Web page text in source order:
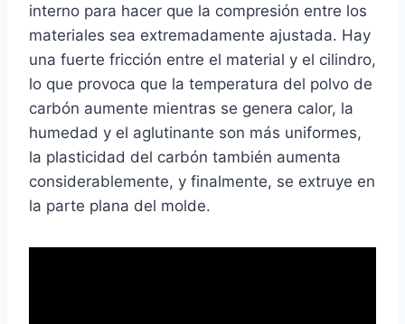
interno para hacer que la compresión entre los
materiales sea extremadamente ajustada. Hay
una fuerte fricción entre el material y el cilindro,
lo que provoca que la temperatura del polvo de
carbón aumente mientras se genera calor, la
humedad y el aglutinante son más uniformes,
la plasticidad del carbón también aumenta
considerablemente, y finalmente, se extruye en
la parte plana del molde.